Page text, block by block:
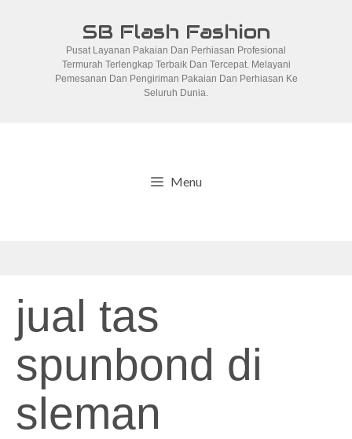
SB Flash Fashion
Pusat Layanan Pakaian Dan Perhiasan Profesional
Termurah Terlengkap Terbaik Dan Tercepat. Melayani
Pemesanan Dan Pengiriman Pakaian Dan Perhiasan Ke
Seluruh Dunia.
Menu
jual tas
spunbond di
sleman